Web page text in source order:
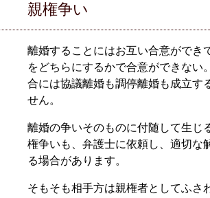
親権争い
離婚することにはお互い合意ができ
をどちらにするかで合意ができない
合には協議離婚も調停離婚も成立す
せん。
離婚の争いそのものに付随して生じ
権争いも、弁護士に依頼し、適切な
る場合があります。
そもそも相手方は親権者としてふさ